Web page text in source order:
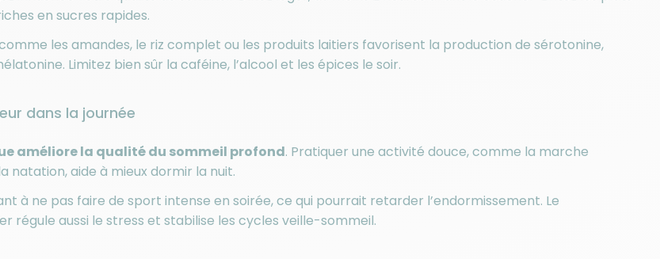
en sucres rapides.
les amandes, le riz complet ou les produits laitiers favorisent la production de sérotonine,
Limitez bien sûr la caféine, l’alcool et les épices le soir.
dans la journée
améliore la qualité du sommeil profond. Pratiquer une activité douce, comme la marche
natation, aide à mieux dormir la nuit.
à ne pas faire de sport intense en soirée, ce qui pourrait retarder l’endormissement. Le
régule aussi le stress et stabilise les cycles veille-sommeil.